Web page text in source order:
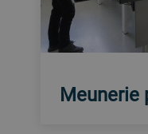
Meunerie